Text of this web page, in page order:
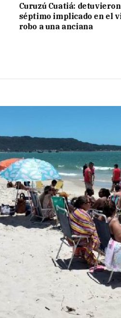
Curuzú Cuatiá:
séptimo implicado en el
robo a una anciana